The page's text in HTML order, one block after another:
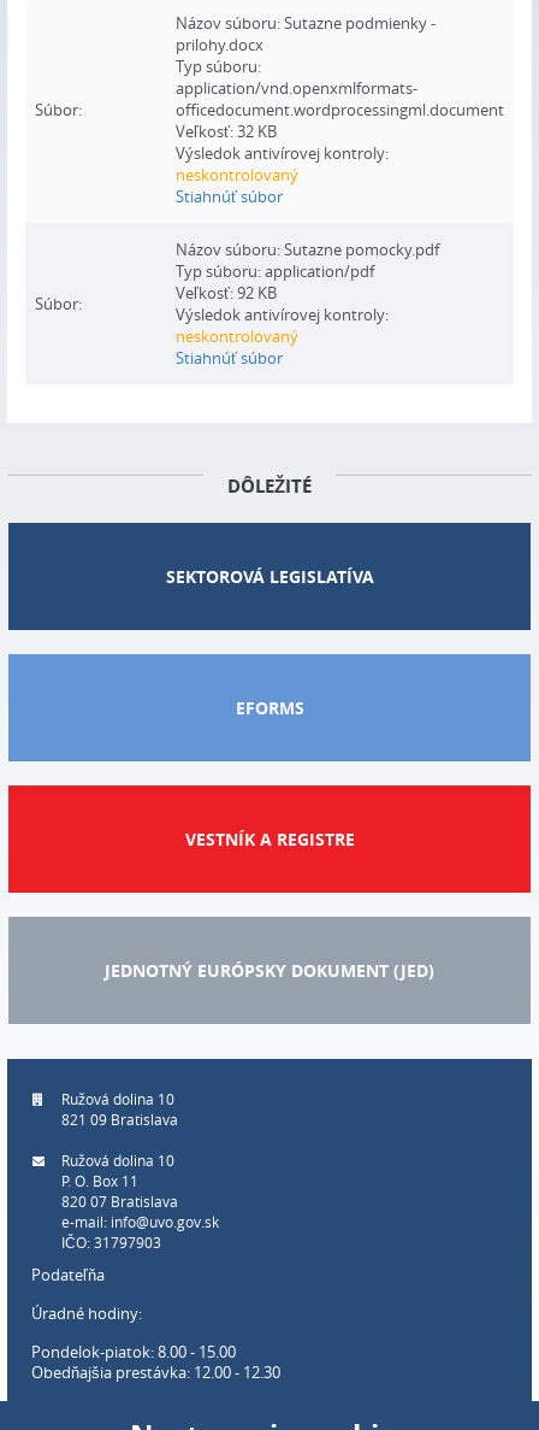
Súbor:
Názov súboru: Sutazne podmienky -
prilohy.docx
Typ súboru:
application/vnd.openxmlformats-
officedocument.wordprocessingml.document
Veľkosť: 32 KB
Výsledok antivírovej kontroly:
neskontrolovaný
Stiahnúť súbor
Súbor:
Názov súboru: Sutazne pomocky.pdf
Typ súboru: application/pdf
Veľkosť: 92 KB
Výsledok antivírovej kontroly:
neskontrolovaný
Stiahnúť súbor
DÔLEŽITÉ
SEKTOROVÁ LEGISLATÍVA
EFORMS
VESTNÍK A REGISTRE
JEDNOTNÝ EURÓPSKY DOKUMENT (JED)
Ružová dolina 10
821 09 Bratislava
Ružová dolina 10
P. O. Box 11
820 07 Bratislava
e-mail: info@uvo.gov.sk
IČO: 31797903
Podateľňa
Úradné hodiny:
Pondelok-piatok: 8.00 - 15.00
Obedňajšia prestávka: 12.00 - 12.30